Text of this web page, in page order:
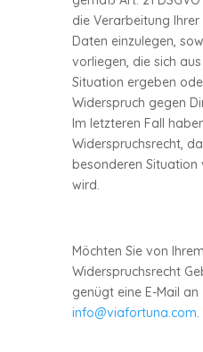
die Verarbeitung
Daten einzulegen,
vorliegen, die sich
Situation ergeben
Widerspruch gegen
Im letzteren Fall
Widerspruchsrecht,
besonderen Situation
wird.
Möchten Sie von
Widerspruchsrecht
genügt eine E-Mail an
info@viafortuna.com.